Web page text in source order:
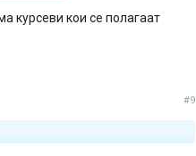
курсеви кои се полагаат
#9